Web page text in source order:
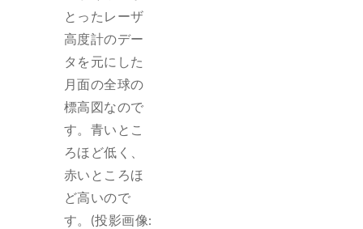
とったレーザ
高度計のデー
タを元にした
月面の全球の
標高図なので
す。青いとこ
ろほど低く、
赤いところほ
ど高いので
す。(投影画像: